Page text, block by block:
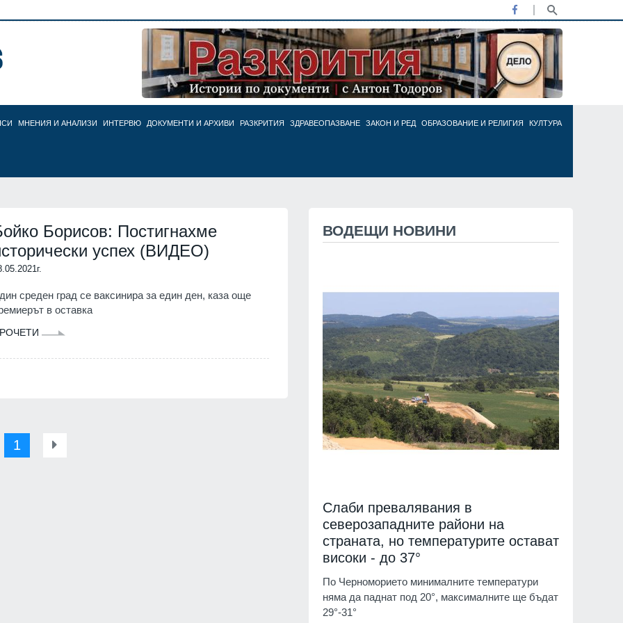
МНЕНИЯ И АНАЛИЗИ ИНТЕРВЮ ДОКУМЕНТИ И АРХИВИ РАЗКРИТИЯ ЗДРАВЕОПАЗВАНЕ ЗАКОН И РЕД ОБРАЗОВАНИЕ И РЕЛИГИЯ КУЛТУРА
Борисов: Постигнахме
успех (ВИДЕО)
среден град се ваксинира за един ден, каза още
в оставка
1
ВОДЕЩИ НОВИНИ
Слаби превалявания в
северозападните райони на
страната, но температурите остават
високи - до 37°
По Черноморието минималните температури
няма да паднат под 20°, максималните ще бъдат
29°-31°